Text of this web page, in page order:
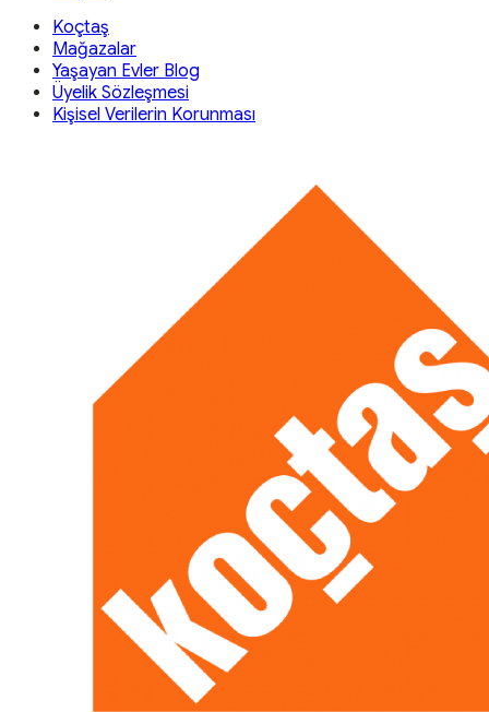
Koçtaş
Mağazalar
Yaşayan Evler Blog
Üyelik Sözleşmesi
Kişisel Verilerin Korunması